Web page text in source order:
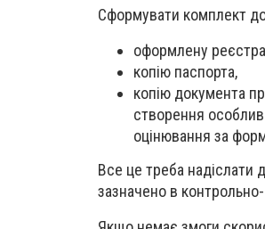
Сформувати комплект
оформлену
копію паспорта,
копію документа
створення
оцінювання за
Все це треба надіслати
зазначено в